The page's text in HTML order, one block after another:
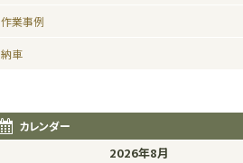
作業事例
納車
カレンダー
2026年8月